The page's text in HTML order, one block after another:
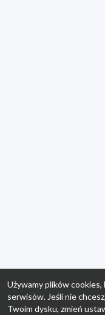
Używamy plików cookies,
serwisów. Jeśli nie
Twoim dysku, zmień